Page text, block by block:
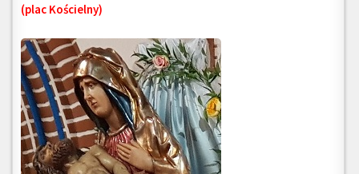
(plac Kościelny)